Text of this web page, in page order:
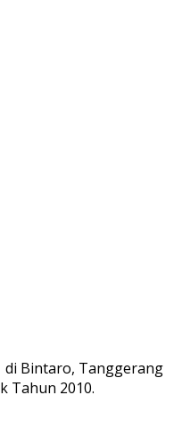
di Bintaro, Tanggerang
Tahun 2010.